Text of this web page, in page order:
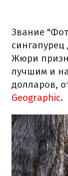
Звание
Жюри
лучшим и
долларов,
Geographic.